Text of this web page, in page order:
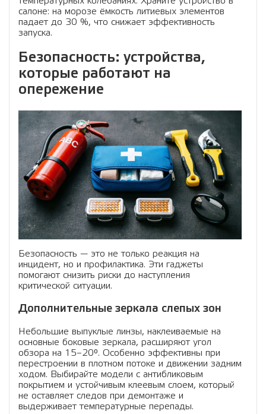
салоне: на морозе ёмкость литиевых элементов
падает до 30 %, что снижает эффективность
запуска.
Безопасность: устройства,
которые работают на
опережение
Безопасность — это не только реакция на
инцидент, но и профилактика. Эти гаджеты
помогают снизить риски до наступления
критической ситуации.
Дополнительные зеркала слепых зон
Небольшие выпуклые линзы, наклеиваемые на
основные боковые зеркала, расширяют угол
обзора на 15–20°. Особенно эффективны при
перестроении в плотном потоке и движении задним
ходом. Выбирайте модели с антибликовым
покрытием и устойчивым клеевым слоем, который
не оставляет следов при демонтаже и
выдерживает температурные перепады.